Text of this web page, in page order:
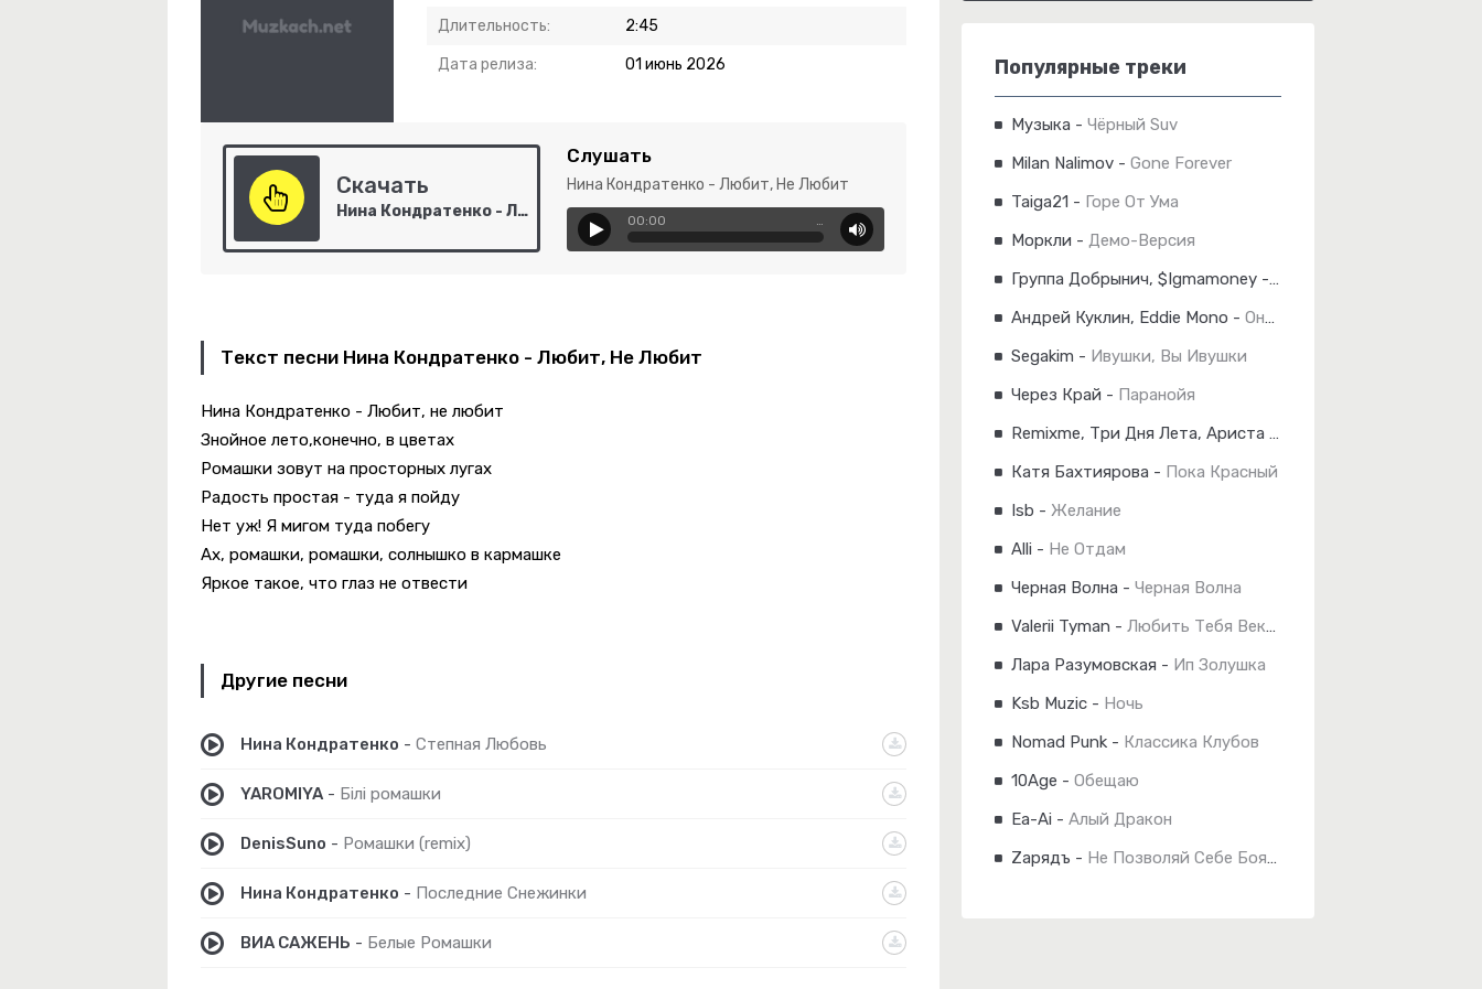
Длительность: 2:45
Дата релиза: 01 июнь 2026
Скачать
Нина Кондратенко - Любит, Не Любит
Слушать
Нина Кондратенко - Любит, Не Любит
00:00 …
Текст песни Нина Кондратенко - Любит, Не Любит
Нина Кондратенко - Любит, не любит
Знойное лето,конечно, в цветах
Ромашки зовут на просторных лугах
Радость простая - туда я пойду
Нет уж! Я мигом туда побегу
Ах, ромашки, ромашки, солнышко в кармашке
Яркое такое, что глаз не отвести
Другие песни
Нина Кондратенко - Степная Любовь
YAROMIYA - Білі ромашки
DenisSuno - Ромашки (remix)
Нина Кондратенко - Последние Снежинки
ВИА САЖЕНЬ - Белые Ромашки
Популярные треки
Музыка - Чёрный Suv
Milan Nalimov - Gone Forever
Taiga21 - Горе От Ума
Моркли - Демо-Версия
Группа Добрынич, $Igmamoney - Деньги, Господа!
Андрей Куклин, Eddie Mono - Она Хочет Быть Одна
Segakim - Ивушки, Вы Ивушки
Через Край - Паранойя
Remixme, Три Дня Лета, Ариста
Катя Бахтиярова - Пока Красный
Isb - Желание
Alli - Не Отдам
Черная Волна - Черная Волна
Valerii Tyman - Любить Тебя Веками
Лара Разумовская - Ип Золушка
Ksb Muzic - Ночь
Nomad Punk - Классика Клубов
10Age - Обещаю
Ea-Ai - Алый Дракон
Zарядъ - Не Позволяй Себе Бояться...